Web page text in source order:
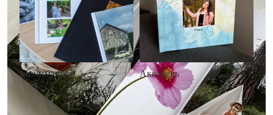
Минимализм
• Без декора
• Выбор цвета фона
Акварель
• Декор в стиле
акварельных красок